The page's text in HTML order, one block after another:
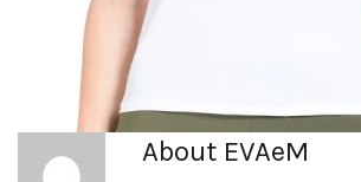
About EVAeM